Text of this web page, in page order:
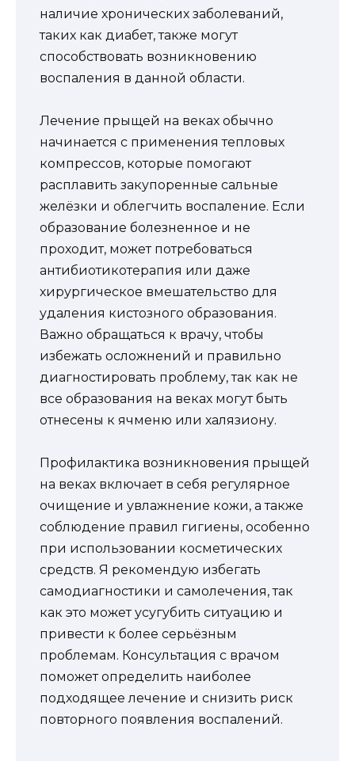
наличие хронических заболеваний,
таких как диабет, также могут
способствовать возникновению
воспаления в данной области.
Лечение прыщей на веках обычно
начинается с применения тепловых
компрессов, которые помогают
расплавить закупоренные сальные
желёзки и облегчить воспаление. Если
образование болезненное и не
проходит, может потребоваться
антибиотикотерапия или даже
хирургическое вмешательство для
удаления кистозного образования.
Важно обращаться к врачу, чтобы
избежать осложнений и правильно
диагностировать проблему, так как не
все образования на веках могут быть
отнесены к ячменю или халязиону.
Профилактика возникновения прыщей
на веках включает в себя регулярное
очищение и увлажнение кожи, а также
соблюдение правил гигиены, особенно
при использовании косметических
средств. Я рекомендую избегать
самодиагностики и самолечения, так
как это может усугубить ситуацию и
привести к более серьёзным
проблемам. Консультация с врачом
поможет определить наиболее
подходящее лечение и снизить риск
повторного появления воспалений.